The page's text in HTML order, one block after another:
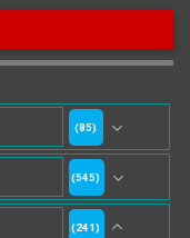
(85)
(545)
(241)